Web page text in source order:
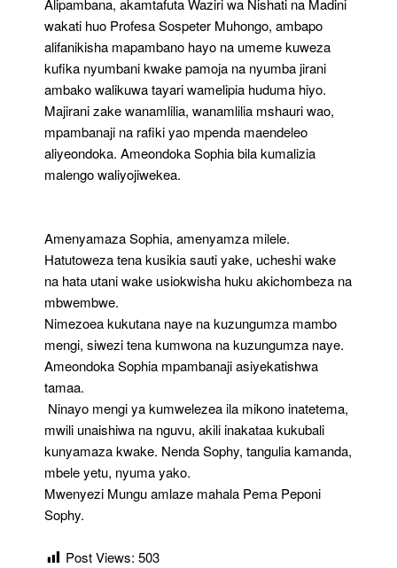
wakati huo Profesa Sospeter Muhongo, ambapo
alifanikisha mapambano hayo na umeme kuweza
kufika nyumbani kwake pamoja na nyumba jirani
ambako walikuwa tayari wamelipia huduma hiyo.
Majirani zake wanamlilia, wanamlilia mshauri wao,
mpambanaji na rafiki yao mpenda maendeleo
aliyeondoka. Ameondoka Sophia bila kumalizia
malengo waliyojiwekea.
Amenyamaza Sophia, amenyamza milele.
Hatutoweza tena kusikia sauti yake, ucheshi wake
na hata utani wake usiokwisha huku akichombeza na
mbwembwe.
Nimezoea kukutana naye na kuzungumza mambo
mengi, siwezi tena kumwona na kuzungumza naye.
Ameondoka Sophia mpambanaji asiyekatishwa
tamaa.
Ninayo mengi ya kumwelezea ila mikono inatetema,
mwili unaishiwa na nguvu, akili inakataa kukubali
kunyamaza kwake. Nenda Sophy, tangulia kamanda,
mbele yetu, nyuma yako.
Mwenyezi Mungu amlaze mahala Pema Peponi
Sophy.
Post Views: 503